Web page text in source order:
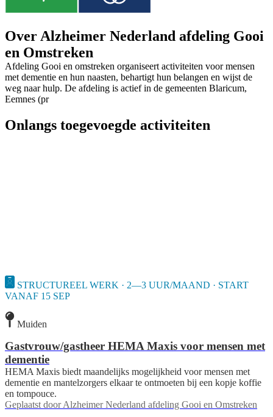
Over Alzheimer Nederland afdeling Gooi
en Omstreken
Afdeling Gooi en omstreken organiseert activiteiten voor mensen
met dementie en hun naasten, behartigt hun belangen en wijst de
weg naar hulp. De afdeling is actief in de gemeenten Blaricum,
Eemnes (pr
Onlangs toegevoegde activiteiten
STRUCTUREEL WERK · 2—3 UUR/MAAND · START
VANAF 15 SEP
Muiden
Gastvrouw/gastheer HEMA Maxis voor mensen met
dementie
HEMA Maxis biedt maandelijks mogelijkheid voor mensen met
dementie en mantelzorgers elkaar te ontmoeten bij een kopje koffie
en tompouce.
Geplaatst door Alzheimer Nederland afdeling Gooi en Omstreken